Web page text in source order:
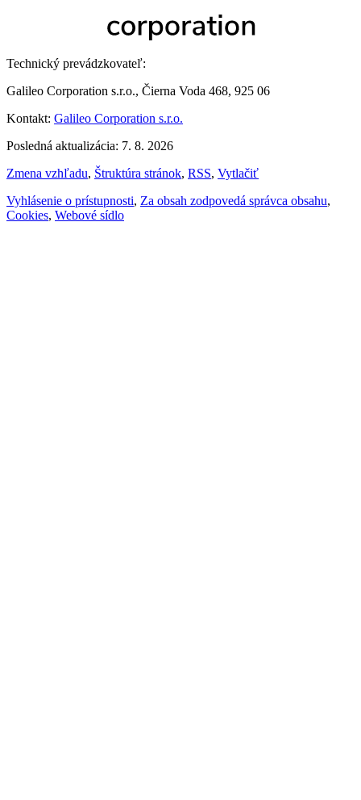
Technický prevádzkovateľ:
Galileo Corporation s.r.o., Čierna Voda 468, 925 06
Kontakt: Galileo Corporation s.r.o.
Posledná aktualizácia: 7. 8. 2026
Zmena vzhľadu, Štruktúra stránok, RSS, Vytlačiť
Vyhlásenie o prístupnosti, Za obsah zodpovedá správca obsahu,
Cookies, Webové sídlo